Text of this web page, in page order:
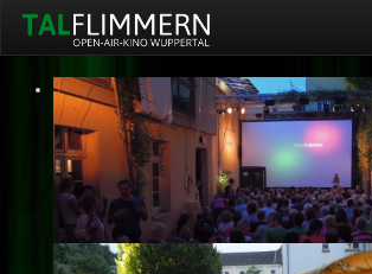
Home
Programm
Service
Ticketinfos
Ort